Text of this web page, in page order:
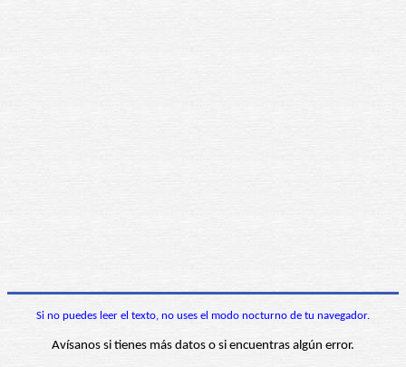
Si no puedes leer el texto, no uses el modo nocturno de tu navegador.
Avísanos si tienes más datos o si encuentras algún error.